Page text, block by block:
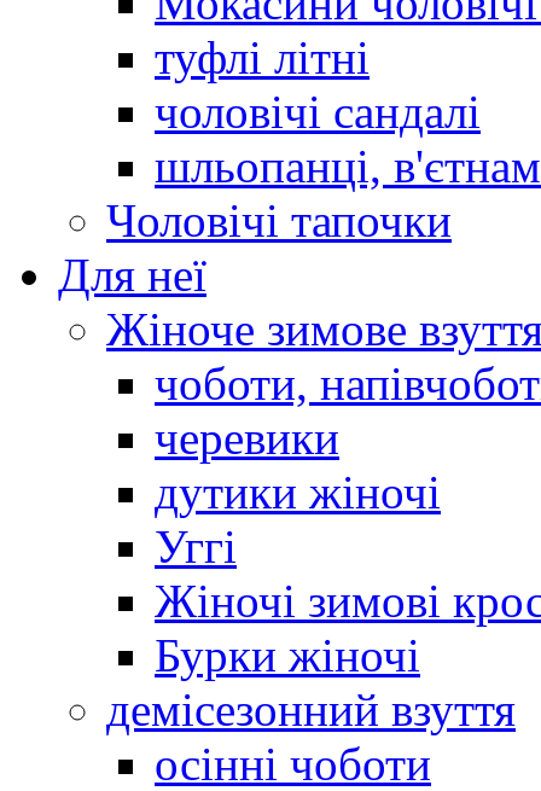
туфлі літні
чоловічі сандалі
шльопанці,
Чоловічі тапочки
Для неї
Жіноче зимове
чоботи,
черевики
дутики жіночі
Уггі
Жіночі зимові
Бурки жіночі
демісезонний взуття
осінні чоботи